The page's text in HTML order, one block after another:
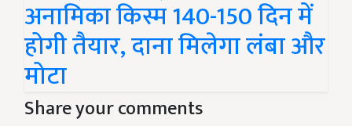
अनामिका किस्म 140-150 दिन में
होगी तैयार, दाना मिलेगा लंबा और
मोटा
Share your comments